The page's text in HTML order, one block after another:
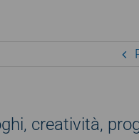
creatività,